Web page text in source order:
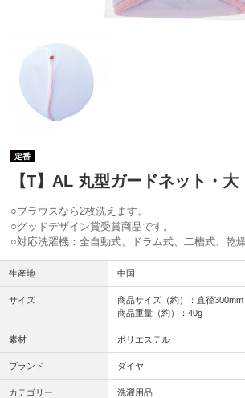
定番
【T】AL 丸型ガードネット・大
○ブラウスなら2枚洗えます。
○グッドデザイン賞受賞商品です。
○対応洗濯機：全自動式、ドラム式、二槽式、乾
生産地 中国
サイズ
商品サイズ（約）：直径300mm
商品重量（約）：40g
素材 ポリエステル
ブランド ダイヤ
カテゴリー 洗濯用品